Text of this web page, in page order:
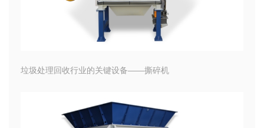
垃圾处理回收行业的关键设备——撕碎机